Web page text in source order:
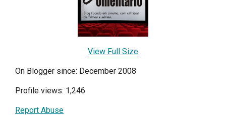
View Full Size
On Blogger since: December 2008
Profile views: 1,246
Report Abuse